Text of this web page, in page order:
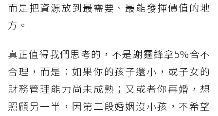
而是把資源放到最需要、最能發揮價值的地
方。
真正值得我們思考的，不是謝霆鋒拿5%合不
合理，而是：如果你的孩子還小，或子女的
財務管理能力尚未成熟；又或者你再婚，想
照顧另一半，因第二段婚姻沒小孩，不希望